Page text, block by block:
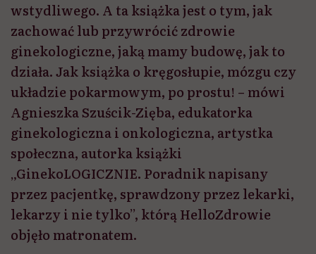
wstydliwego. A ta książka jest o tym, jak
zachować lub przywrócić zdrowie
ginekologiczne, jaką mamy budowę, jak to
działa. Jak książka o kręgosłupie, mózgu czy
układzie pokarmowym, po prostu! – mówi
Agnieszka Szuścik-Zięba, edukatorka
ginekologiczna i onkologiczna, artystka
społeczna, autorka książki
„GinekoLOGICZNIE. Poradnik napisany
przez pacjentkę, sprawdzony przez lekarki,
lekarzy i nie tylko”, którą HelloZdrowie
objęło matronatem.